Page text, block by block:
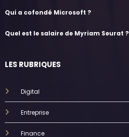
Qui a cofondé Microsoft ?
Quel est le salaire de Myriam Seurat ?
LES RUBRIQUES
Digital
Entreprise
Finance